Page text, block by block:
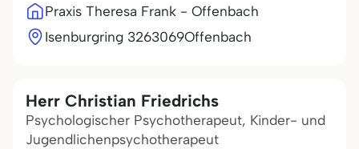
Praxis Theresa Frank - Offenbach
Isenburgring 3263069Offenbach
Herr Christian Friedrichs
Psychologischer Psychotherapeut, Kinder- und
Jugendlichenpsychotherapeut